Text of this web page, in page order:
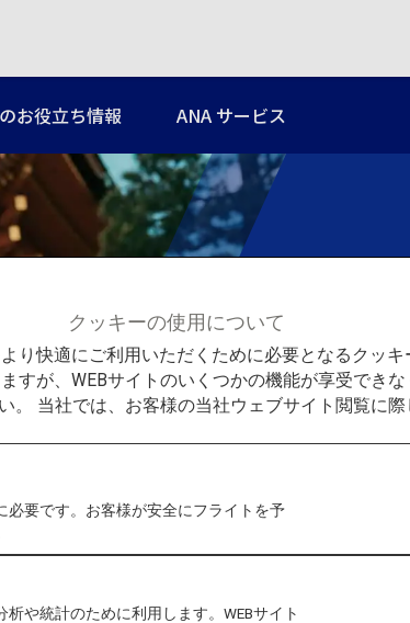
お役立ち情報 ANA サービス
クッキーの使用について
り快適にご利用いただくために必要となるクッ
すが、WEBサイトのいくつかの機能が享受でき
。 当社では、お客様の当社ウェブサイト閲覧に
必要です。お客様が安全にフライトを予
や統計のために利用します。WEBサイト